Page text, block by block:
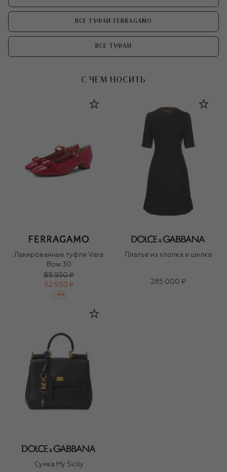
ВСЕ ТУФЛИ FERRAGAMO
ВСЕ ТУФЛИ
С ЧЕМ НОСИТЬ
Лакированные туфли Vara
Bow 30
89 950 ₽
62 950 ₽
-30%
Платье из хлопка и шелка
285 000 ₽
Сумка My Sicily